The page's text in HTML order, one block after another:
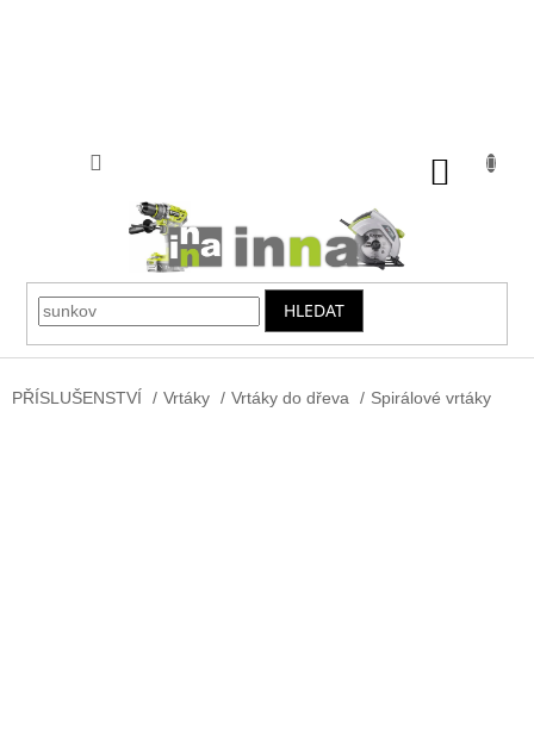
HLEDAT
PŘÍSLUŠENSTVÍ / Vrtáky / Vrtáky do dřeva / Spirálové vrtáky